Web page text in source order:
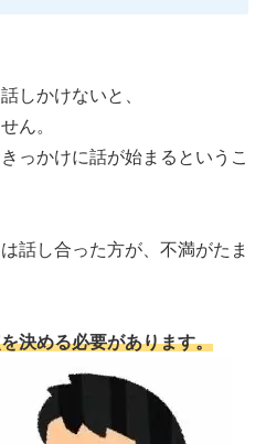
しかけないと、
ん。
っかけに話が始まるというこ
話し合った方が、不満がたま
決める必要があります。